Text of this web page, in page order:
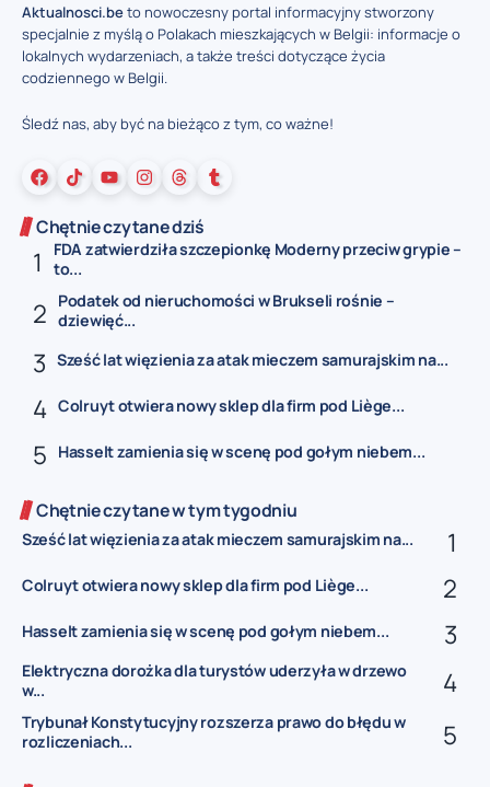
Aktualnosci.beto nowoczesny portal informacyjny stworzony
specjalnie z myślą o Polakach mieszkających w Belgii: informacje o
lokalnych wydarzeniach, a także treści dotyczące życia
codziennego w Belgii.
Śledź nas, aby być na bieżąco z tym, co ważne!
Chętnie czytane dziś
FDA zatwierdziła szczepionkę Moderny przeciw grypie –
to...
Podatek od nieruchomości w Brukseli rośnie –
dziewięć...
Sześć lat więzienia za atak mieczem samurajskim na...
Colruyt otwiera nowy sklep dla firm pod Liège...
Hasselt zamienia się w scenę pod gołym niebem...
Chętnie czytane w tym tygodniu
Sześć lat więzienia za atak mieczem samurajskim na...
Colruyt otwiera nowy sklep dla firm pod Liège...
Hasselt zamienia się w scenę pod gołym niebem...
Elektryczna dorożka dla turystów uderzyła w drzewo
w...
Trybunał Konstytucyjny rozszerza prawo do błędu w
rozliczeniach...